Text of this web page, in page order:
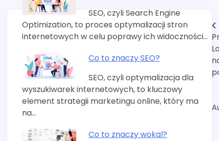
SEO, czyli Search Engine
Optimization, to proces optymalizacji stron
internetowych w celu poprawy ich widoczności…
Co to znaczy SEO?
SEO, czyli optymalizacja dla
wyszukiwarek internetowych, to kluczowy
element strategii marketingu online, który ma
na…
Co to znaczy wokal?
Nawigacja